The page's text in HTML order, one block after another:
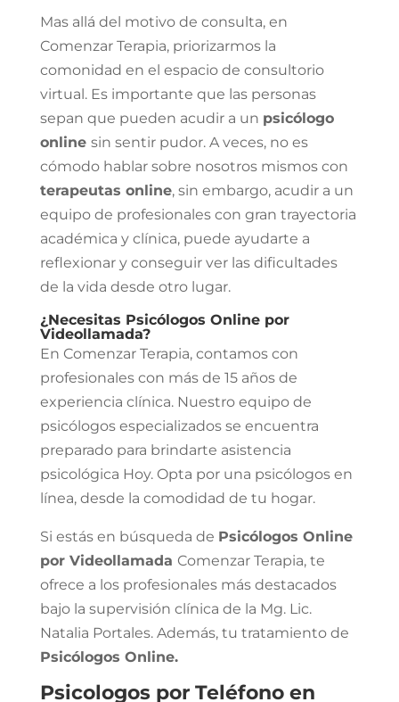
Mas allá del motivo de consulta, en
Comenzar Terapia, priorizarmos la
comonidad en el espacio de consultorio
virtual. Es importante que las personas
sepan que pueden acudir a un psicólogo
online sin sentir pudor. A veces, no es
cómodo hablar sobre nosotros mismos con
terapeutas online, sin embargo, acudir a un
equipo de profesionales con gran trayectoria
académica y clínica, puede ayudarte a
reflexionar y conseguir ver las dificultades
de la vida desde otro lugar.
¿Necesitas Psicólogos Online por
Videollamada?
En Comenzar Terapia, contamos con
profesionales con más de 15 años de
experiencia clínica. Nuestro equipo de
psicólogos especializados se encuentra
preparado para brindarte asistencia
psicológica Hoy. Opta por una psicólogos en
línea, desde la comodidad de tu hogar.
Si estás en búsqueda de Psicólogos Online
por Videollamada Comenzar Terapia, te
ofrece a los profesionales más destacados
bajo la supervisión clínica de la Mg. Lic.
Natalia Portales. Además, tu tratamiento de
Psicólogos Online.
Psicologos por Teléfono en